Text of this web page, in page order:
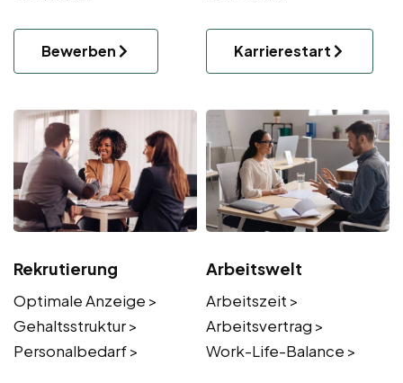
Bewerben Karrierestart
Rekrutierung
Optimale Anzeige >
Gehaltsstruktur >
Personalbedarf >
Arbeitswelt
Arbeitszeit >
Arbeitsvertrag >
Work-Life-Balance >